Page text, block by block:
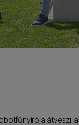
átveszi